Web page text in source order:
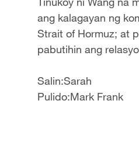
ang kalagayan ng
Strait of Hormuz; at
pabutihin ang
Salin:Sarah
Pulido:Mark Frank